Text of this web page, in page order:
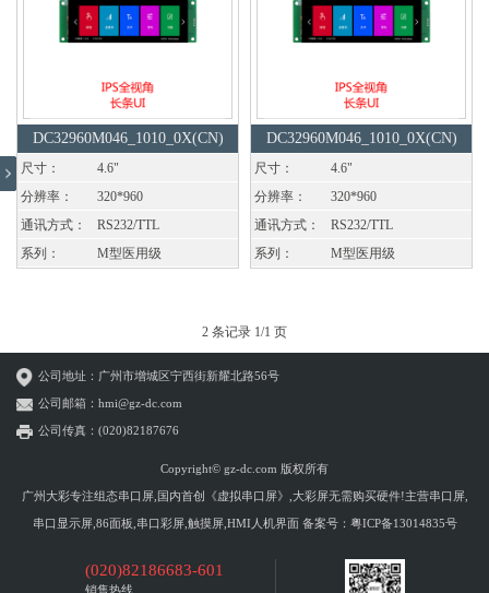
DC32960M046_1010_0X(CN)
4.6"
尺寸：
320*960
分辨率：
RS232/TTL
通讯方式：
M型医用级
系列：
DC32960M046_1010_0X(CN)
4.6"
尺寸：
320*960
分辨率：
RS232/TTL
通讯方式：
M型医用级
系列：
2 条记录 1/1 页
公司地址：广州市增城区宁西街新耀北路56号
公司邮箱：hmi@gz-dc.com
公司传真：(020)82187676
Copyright© gz-dc.com 版权所有
广州大彩专注组态串口屏,国内首创《虚拟串口屏》,大彩屏无需购买硬件!主营串口屏,
串口显示屏,86面板,串口彩屏,触摸屏,HMI人机界面 备案号： 粤ICP备13014835号
(020)82186683-601
销售热线